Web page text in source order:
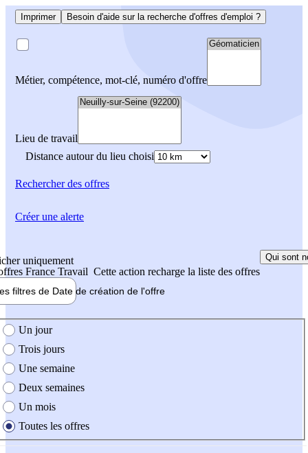
Imprimer Besoin d'aide sur la recherche d'offres d'emploi ?
Métier, compétence, mot-clé, numéro d'offre
Lieu de travail
Distance autour du lieu choisi
Rechercherdes offres
uniquement
France Travail Cette action recharge la liste des offres
Qui sont
filtres de Date de création de l'offre
création de l'offre
Un jour
Trois jours
Une semaine
Deux semaines
Un mois
Toutes les offres
Créer une alerte